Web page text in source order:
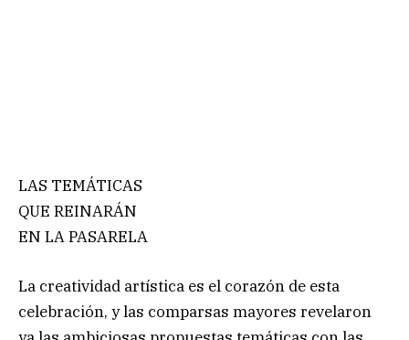
LAS TEMÁTICAS
QUE REINARÁN
EN LA PASARELA
La creatividad artística es el corazón de esta
celebración, y las comparsas mayores revelaron